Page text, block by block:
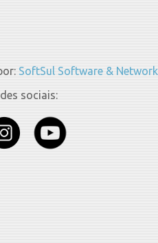
SoftSul Software & Network
sociais: